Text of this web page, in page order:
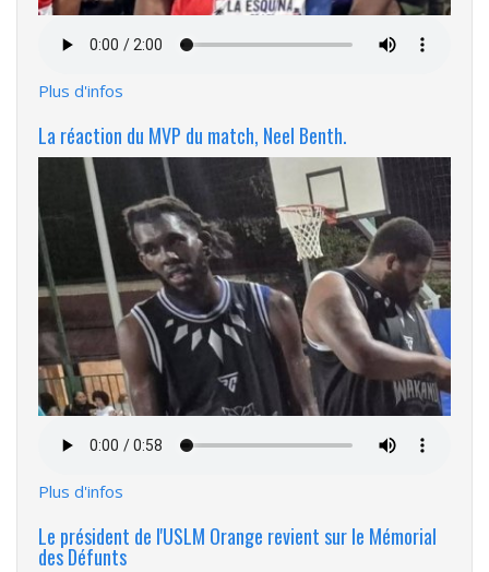
audio
Plus d'infos
La réaction du MVP du match, Neel Benth.
audio
Plus d'infos
Le président de l'USLM Orange revient sur le Mémorial
des Défunts